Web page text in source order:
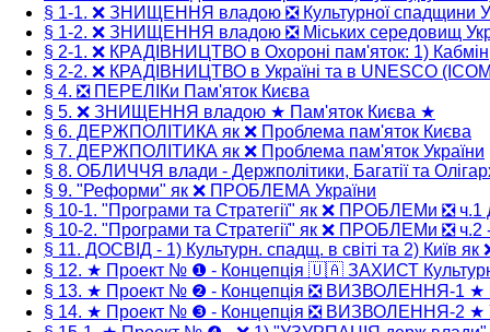
§ 1-1. ❌ ЗНИЩЕННЯ владою ❎ Культурної спадщини
§ 1-2. ❌ ЗНИЩЕННЯ владою ❎ Міських середовищ
§ 2-1. ❌ КРАДІВНИЦТВО в Охороні пам'яток: 1)
§ 2-2. ❌ КРАДІВНИЦТВО в Україні та в UNESCO
§ 4. ❎ ПЕРЕЛІКи Пам'яток Києва
§ 5. ❌ ЗНИЩЕННЯ владою ★ Пам'яток Києва ★
§ 6. ДЕРЖПОЛІТИКА як ❌ Проблема пам'яток Києва
§ 7. ДЕРЖПОЛІТИКА як ❌ Проблема пам'яток України
§ 8. ОБЛИЧЧЯ влади - Держполітики, Багатії та
§ 9. "Реформи" як ❌ ПРОБЛЕМА України
§ 10-1. "Програми та Стратегії" як ❌ ПРОБЛЕМи ❎ ч.1
§ 10-2. "Програми та Стратегії" як ❌ ПРОБЛЕМи ❎ ч.2
§ 11. ДОСВІД - 1) Культурн. спадщ. в світі та 2) Київ як
§ 12. ★ Проект № ❶ - Концепція 🇺🇦 ЗАХИСТ
§ 13. ★ Проект № ❷ - Концепція ❎ ВИЗВОЛЕННЯ-1 ★
§ 14. ★ Проект № ❸ - Концепція ❎ ВИЗВОЛЕННЯ-2 ★